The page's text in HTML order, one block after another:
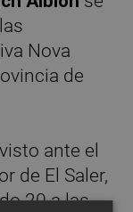
Nova
de
ante el
de El Saler,
20 a las